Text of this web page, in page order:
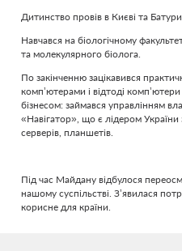
Дитинство провів в Києві та
Навчався на біологічному
та молекулярного біолога.
По закінченню зацікавився
комп’ютерами і відтоді
бізнесом: займався управлінням
«Навігатор», що є лідером
серверів, планшетів.
Під час Майдану відбулося
нашому суспільстві. З’явилася
корисне для країни.